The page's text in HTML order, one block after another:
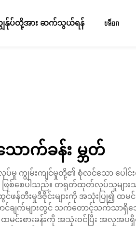
န်ုပ်တို့အား ဆက်သွယ်ရန် บล็อก
ာက်ခန်း မ္ဘတ်
ကျွမ်းကျင်မှုတို့၏ စုံလင်သော ပေါင်
မှုကို ဖြစ်စေပါသည်။ တရုတ်ထုတ်လုပ်သူမျ
းမှုဒီဇိုင်းများကို အသုံးပြု၍ ထမင်း
ချက်များတွင် သက်တောင့်သက်သာရှိသ
း ထမင်းစားခန်းကို အသုံးဝင်ပြီး အလှအ